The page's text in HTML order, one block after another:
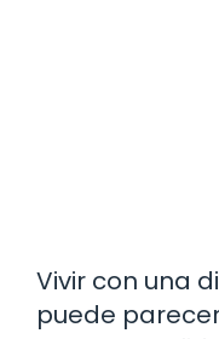
Vivir con una
puede